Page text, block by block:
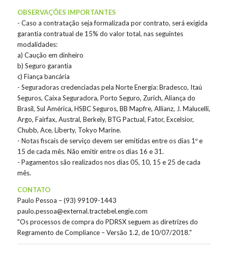
OBSERVAÇÕES IMPORTANTES
- Caso a contratação seja formalizada por contrato, será exigida
garantia contratual de 15% do valor total, nas seguintes
modalidades:
a) Caução em dinheiro
b) Seguro garantia
c) Fiança bancária
- Seguradoras credenciadas pela Norte Energia: Bradesco, Itaú
Seguros, Caixa Seguradora, Porto Seguro, Zurich, Aliança do
Brasil, Sul América, HSBC Seguros, BB Mapfre, Allianz, J. Malucelli,
Argo, Fairfax, Austral, Berkely, BTG Pactual, Fator, Excelsior,
Chubb, Ace, Liberty, Tokyo Marine.
- Notas fiscais de serviço devem ser emitidas entre os dias 1º e
15 de cada mês. Não emitir entre os dias 16 e 31.
- Pagamentos são realizados nos dias 05, 10, 15 e 25 de cada
mês.
CONTATO
Paulo Pessoa – (93) 99109-1443
paulo.pessoa@external.tractebel.engie.com
"Os processos de compra do PDRSX seguem as diretrizes do
Regramento de Compliance – Versão 1.2, de 10/07/2018."